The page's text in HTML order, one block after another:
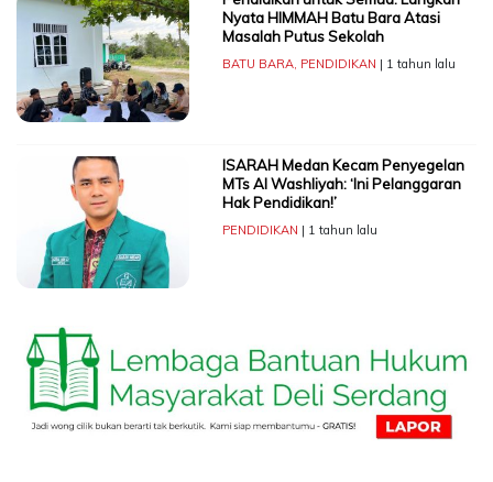
Nyata HIMMAH Batu Bara Atasi
Masalah Putus Sekolah
BATU BARA, PENDIDIKAN | 1 tahun lalu
ISARAH Medan Kecam Penyegelan
MTs Al Washliyah: ‘Ini Pelanggaran
Hak Pendidikan!’
PENDIDIKAN | 1 tahun lalu